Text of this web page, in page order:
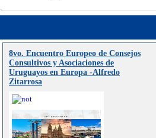
8vo. Encuentro Europeo de Consejos
Consultivos y Asociaciones de
Uruguayos en Europa -Alfredo
Zitarrosa